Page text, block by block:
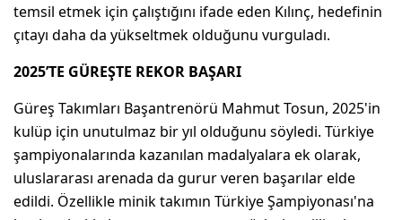
temsil etmek için çalıştığını ifade eden Kılınç, hedefinin
çıtayı daha da yükseltmek olduğunu vurguladı.
2025’TE GÜREŞTE REKOR BAŞARI
Güreş Takımları Başantrenörü Mahmut Tosun, 2025'in
kulüp için unutulmaz bir yıl olduğunu söyledi. Türkiye
şampiyonalarında kazanılan madalyalara ek olarak,
uluslararası arenada da gurur veren başarılar elde
edildi. Özellikle minik takımın Türkiye Şampiyonası'na